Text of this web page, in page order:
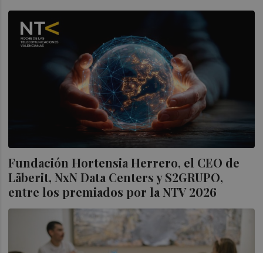
Fundación Hortensia Herrero, el CEO de
Lãberit, NxN Data Centers y S2GRUPO,
entre los premiados por la NTV 2026